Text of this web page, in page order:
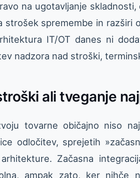
na ugotavljanje
strošek spremembe in razširi
IT/OT danes ni
nadzora nad stroški,
ali tveganje
tovarne običajno niso
odločitev, sprejetih
Začasna
ampak zato, ker nihče